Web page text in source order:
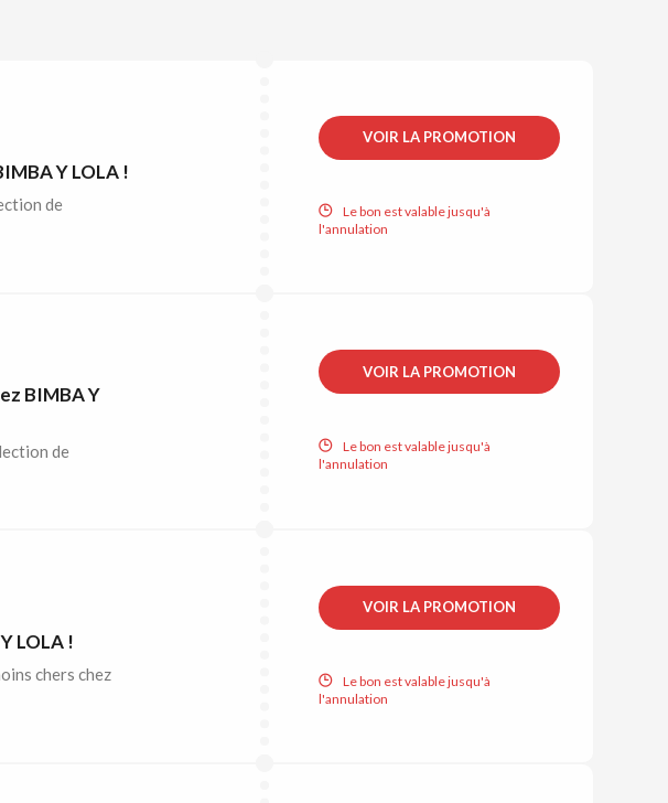
Y LOLA !
de
VOIR LA PROMOTION
Le bon est valable jusqu'à
l'annulation
BIMBA Y
de
VOIR LA PROMOTION
Le bon est valable jusqu'à
l'annulation
LOLA !
chers chez
VOIR LA PROMOTION
Le bon est valable jusqu'à
l'annulation